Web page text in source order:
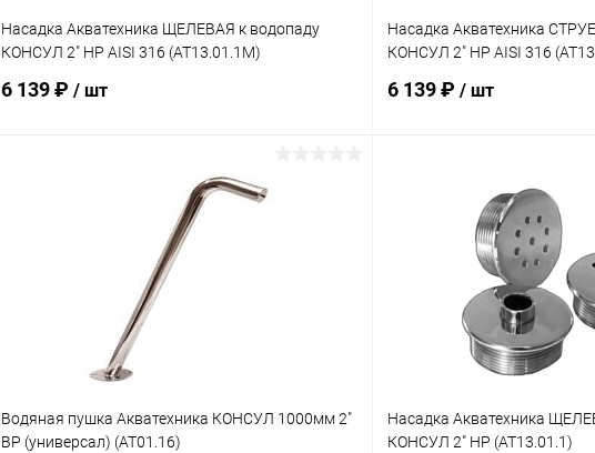
Насадка Акватехника ЩЕЛЕВАЯ к водопаду
КОНСУЛ 2" НР AISI 316 (AT13.01.1M)
6 139 ₽ / шт
В корзину
Насадка Акватехника
КОНСУЛ 2" НР AISI 316
6 139 ₽ / шт
В избранное
К сравнению
Водяная пушка Акватехника КОНСУЛ 1000мм 2"
ВР (универсал) (AT01.16)
Насадка Акватехника
КОНСУЛ 2" НР (AT13.01.1)